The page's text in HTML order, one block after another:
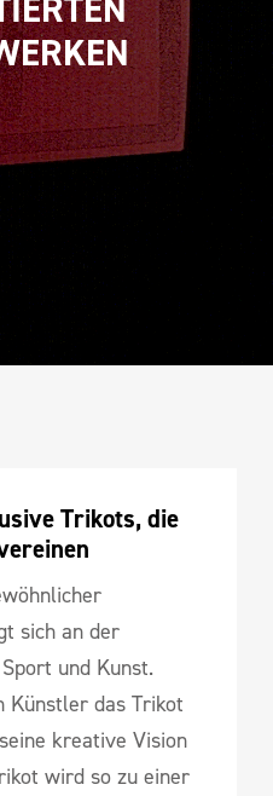
Trikots, die
sich an der
und Kunst.
das Trikot
kreative Vision
wird so zu einer